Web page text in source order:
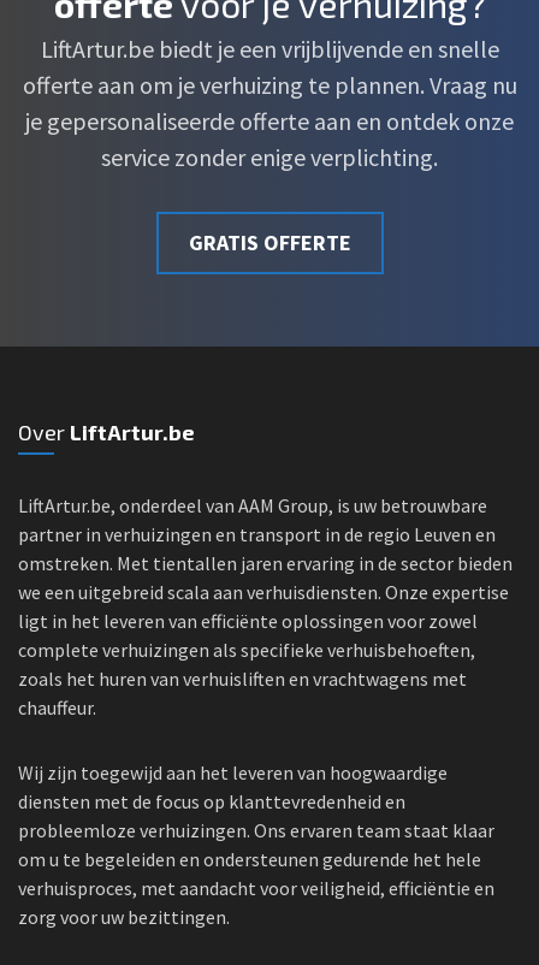
LiftArtur.be biedt je een vrijblijvende en snelle
offerte aan om je verhuizing te plannen. Vraag nu
je gepersonaliseerde offerte aan en ontdek onze
service zonder enige verplichting.
GRATIS OFFERTE
Over LiftArtur.be
LiftArtur.be, onderdeel van AAM Group, is uw betrouwbare
partner in verhuizingen en transport in de regio Leuven en
omstreken. Met tientallen jaren ervaring in de sector bieden
we een uitgebreid scala aan verhuisdiensten. Onze expertise
ligt in het leveren van efficiënte oplossingen voor zowel
complete verhuizingen als specifieke verhuisbehoeften,
zoals het huren van verhuisliften en vrachtwagens met
chauffeur.
Wij zijn toegewijd aan het leveren van hoogwaardige
diensten met de focus op klanttevredenheid en
probleemloze verhuizingen. Ons ervaren team staat klaar
om u te begeleiden en ondersteunen gedurende het hele
verhuisproces, met aandacht voor veiligheid, efficiëntie en
zorg voor uw bezittingen.